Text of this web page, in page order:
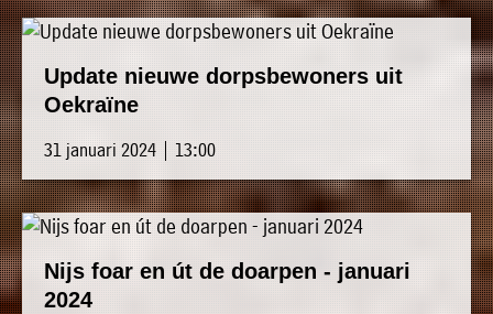
Update nieuwe dorpsbewoners uit
Oekraïne
31 januari 2024 | 13:00
Nijs foar en út de doarpen - januari
2024